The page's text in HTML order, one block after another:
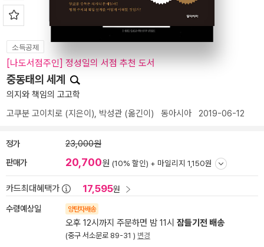
소득공제
[나도서점주인] 정성일의 서점 추천 도서
중동태의 세계
의지와 책임의 고고학
고쿠분 고이치로 (지은이), 박성관 (옮긴이) 동아시아 2019-06-12
정가 23,000원
판매가 20,700원 (10% 할인) + 마일리지 1,150원
카드최대혜택가 17,595원
수령예상일 양탄자배송
오후 12시까지 주문하면 밤 11시 잠들기전 배송
(중구 서소문로 89-31 ) 변경